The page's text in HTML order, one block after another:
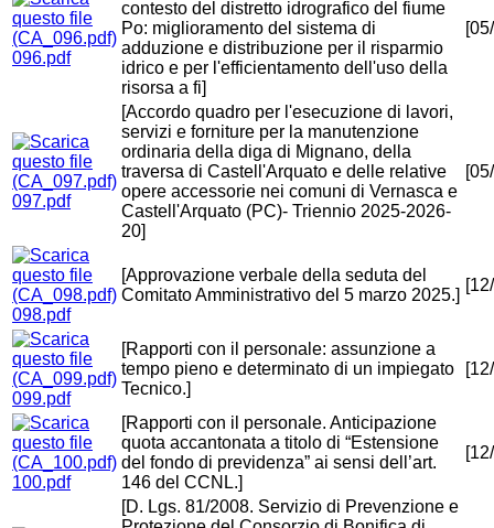
096.pdf
contesto del distretto idrografico del fiume
Po: miglioramento del sistema di
adduzione e distribuzione per il risparmio
idrico e per l'efficientamento dell'uso della
risorsa a fi]
097.pdf
[Accordo quadro per l'esecuzione di lavori,
servizi e forniture per la manutenzione
ordinaria della diga di Mignano, della
traversa di Castell'Arquato e delle relative
opere accessorie nei comuni di Vernasca e
Castell'Arquato (PC)- Triennio 2025-2026-
20]
098.pdf
[Approvazione verbale della seduta del
Comitato Amministrativo del 5 marzo 2025.]
099.pdf
[Rapporti con il personale: assunzione a
tempo pieno e determinato di un impiegato
Tecnico.]
100.pdf
[Rapporti con il personale. Anticipazione
quota accantonata a titolo di “Estensione
del fondo di previdenza” ai sensi dell’art.
146 del CCNL.]
[D. Lgs. 81/2008. Servizio di Prevenzione e